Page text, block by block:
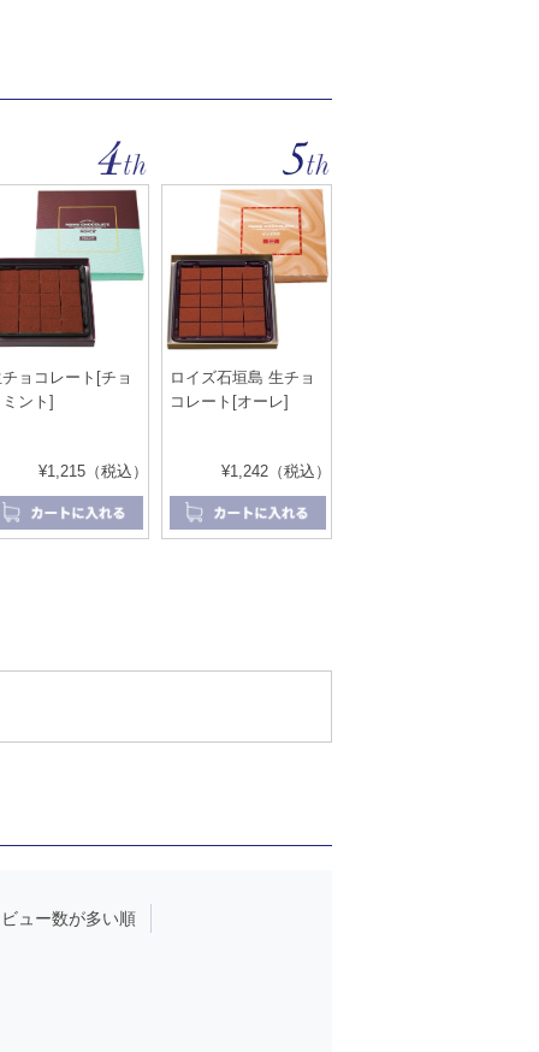
ョコレート[チョ
ント]
¥1,215（税込）
ロイズ石垣島 生チョ
コレート[オーレ]
¥1,242（税込）
ュー数が多い順